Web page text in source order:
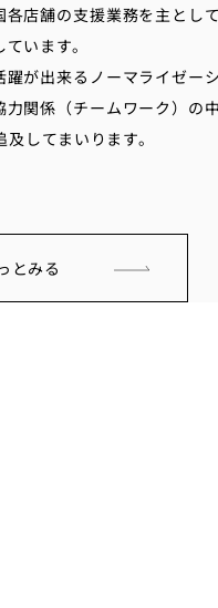
店舗の支援業務を主とし
います。
が出来るノーマライゼー
関係（チームワーク）の
してまいります。
とみる